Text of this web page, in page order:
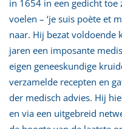
in 1654 in een gedicht
voelen – ‘je suis poète et
naar. Hij bezat voldoende
jaren een imposante
eigen geneeskundige
verzamelde recepten en
der medisch advies. Hij
en via een uitgebreid